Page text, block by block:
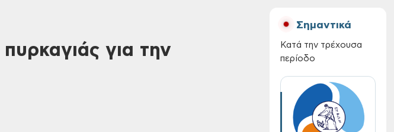
για την
Σημαντικά
Κατά την τρέχουσα
περίοδο